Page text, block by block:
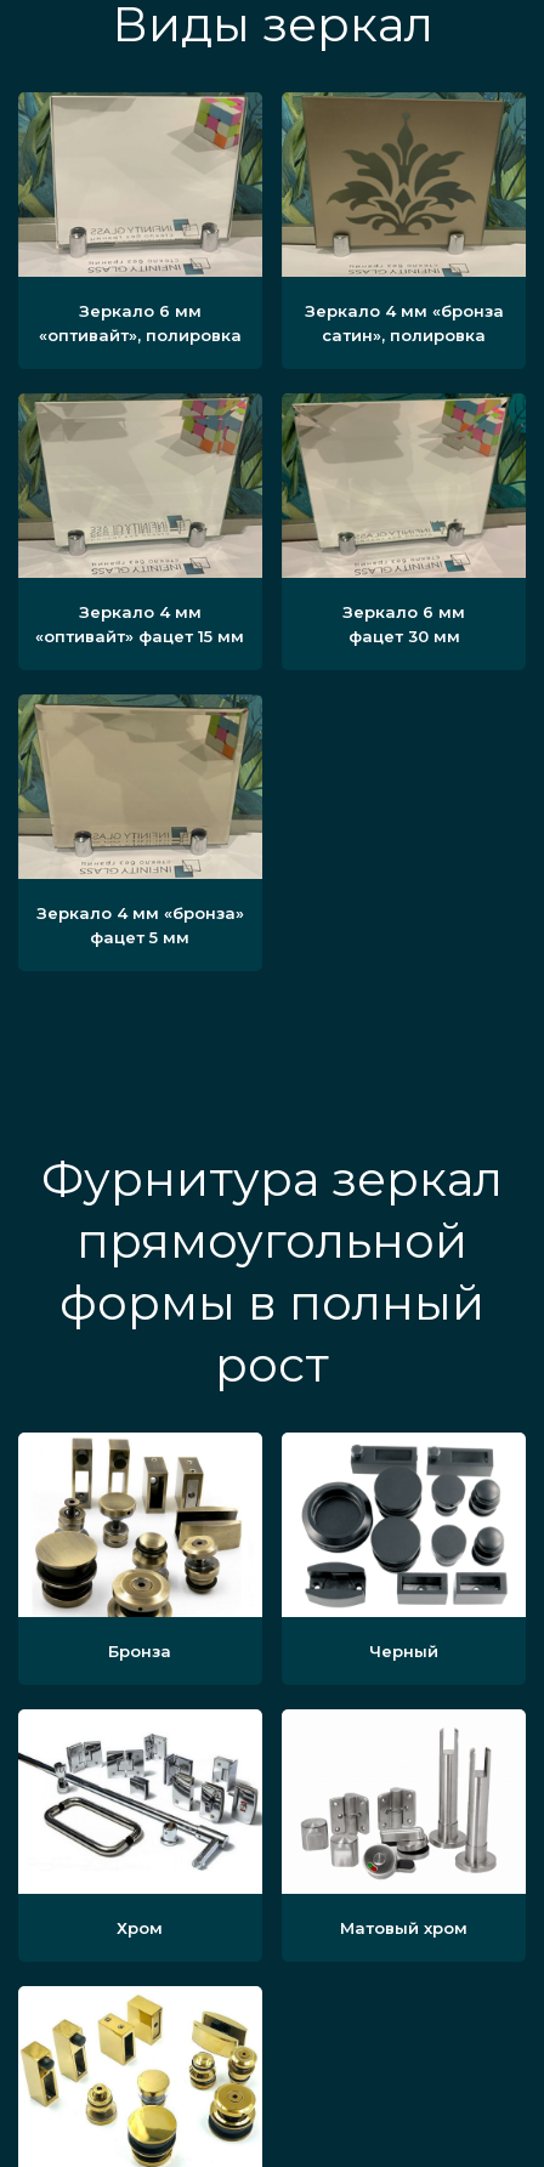
Виды зеркал
Зеркало 6 мм
«оптивайт», полировка
Зеркало 4 мм «бронза
сатин», полировка
Зеркало 4 мм
«оптивайт» фацет 15 мм
Зеркало 6 мм
фацет 30 мм
Зеркало 4 мм «бронза»
фацет 5 мм
Фурнитура зеркал
прямоугольной
формы в полный
рост
Бронза Черный
Хром Матовый хром